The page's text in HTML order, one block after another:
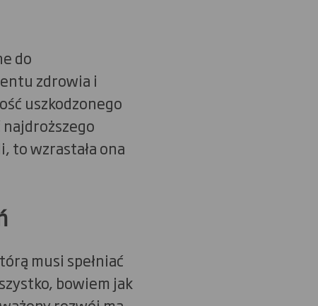
do
zdrowia i
uszkodzonego
to wzrastała ona
musi spełniać
bowiem jak